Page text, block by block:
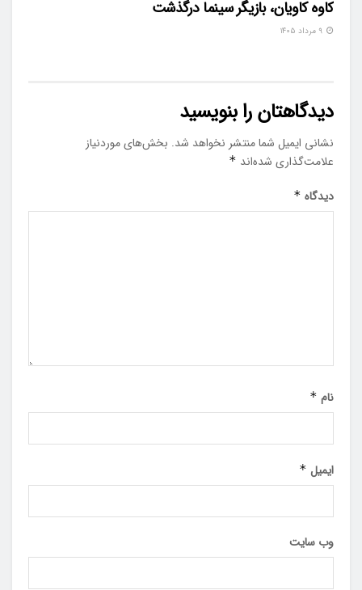
کاوه کاویان، بازیگر سینما درگذشت
دیدگاهتان را بنویسید
نشانی ایمیل شما منتشر نخواهد شد. بخش‌های موردنیاز
علامت‌گذاری شده‌اند *
دیدگاه *
نام *
ایمیل *
وب‌ سایت